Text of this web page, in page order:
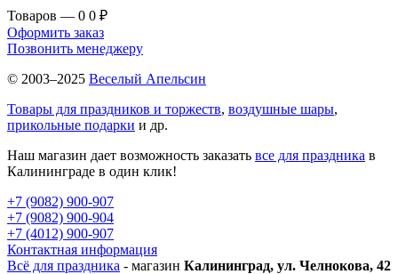
Товаров — 0 0 ₽
Оформить заказ
Позвонить менеджеру
© 2003–2025 Веселый Апельсин
Товары для праздников и торжеств, воздушные шары,
прикольные подарки и др.
Наш магазин дает возможность заказать все для праздника в
Калининграде в один клик!
+7 (9082) 900-907
+7 (9082) 900-904
+7 (4012) 900-907
Контактная информация
Всё для праздника - магазин Калининград, ул. Челнокова, 42